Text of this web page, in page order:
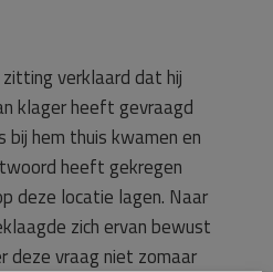
verklaard dat hij
klager heeft gevraagd
hem thuis kwamen en
heeft gekregen
deze locatie lagen. Naar
zich ervan bewust
deze vraag niet zomaar